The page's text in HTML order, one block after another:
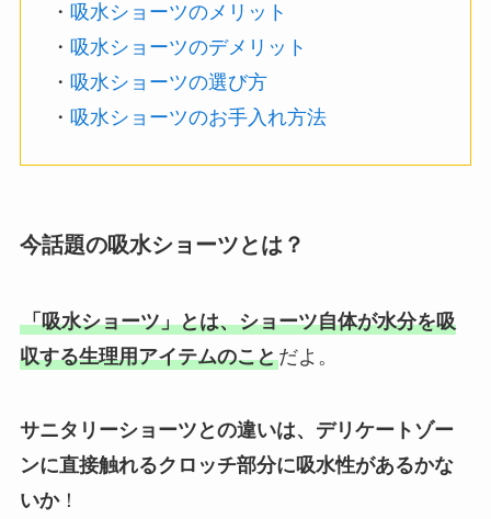
・ 吸水ショーツのメリット
・ 吸水ショーツのデメリット
・ 吸水ショーツの選び方
・ 吸水ショーツのお手入れ方法
今話題の吸水ショーツとは？
「吸水ショーツ」とは、ショーツ自体が水分を吸
収する生理用アイテムのことだよ。
サニタリーショーツとの違いは、デリケートゾー
ンに直接触れるクロッチ部分に吸水性があるかな
いか！